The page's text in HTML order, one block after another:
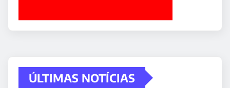
ÚLTIMAS NOTÍCIAS